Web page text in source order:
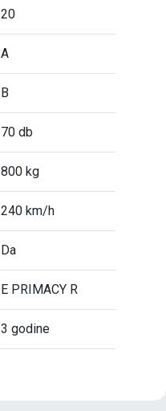
20
A
B
70 db
800 kg
240 km/h
Da
E PRIMACY R
3 godine